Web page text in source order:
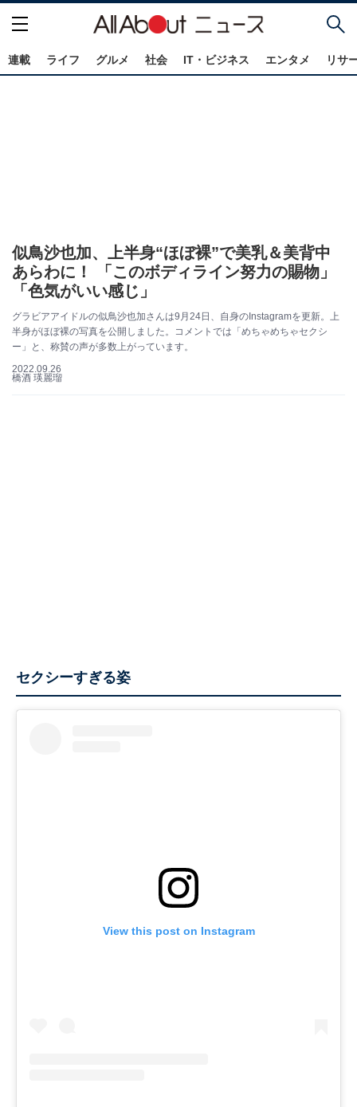
連載 ライフ グルメ 社会 IT・ビジネス エンタメ リサ
似鳥沙也加、上半身“ほぼ裸”で美乳＆美背中
あらわに！ 「このボディライン努力の賜物」
「色気がいい感じ」
グラビアアイドルの似鳥沙也加さんは9月24日、自身のInstagramを更新。上
半身がほぼ裸の写真を公開しました。コメントでは「めちゃめちゃセクシ
ー」と、称賛の声が多数上がっています。
2022.09.26
橋酒 瑛麗瑠
セクシーすぎる姿
View this post on Instagram